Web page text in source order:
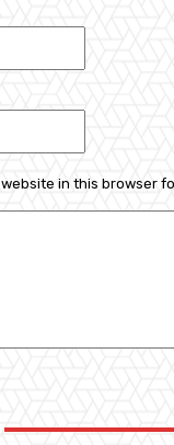
in this browser